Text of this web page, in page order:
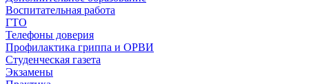
Воспитательная работа
ГТО
Телефоны доверия
Профилактика гриппа и ОРВИ
Cтуденческая газета
Экзамены